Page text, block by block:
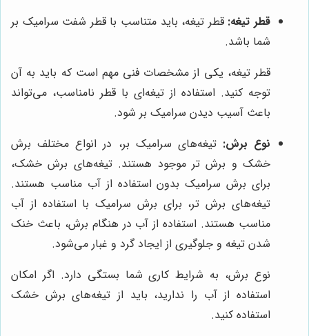
قطر تیغه: قطر تیغه، باید متناسب با قطر شفت سرامیک بر
شما باشد.
قطر تیغه، یکی از مشخصات فنی مهم است که باید به آن
توجه کنید. استفاده از تیغه‌ای با قطر نامناسب، می‌تواند
باعث آسیب دیدن سرامیک بر شود.
نوع برش: تیغه‌های سرامیک بر، در انواع مختلف برش
خشک و برش تر موجود هستند. تیغه‌های برش خشک،
برای برش سرامیک بدون استفاده از آب مناسب هستند.
تیغه‌های برش تر، برای برش سرامیک با استفاده از آب
مناسب هستند. استفاده از آب در هنگام برش، باعث خنک
شدن تیغه و جلوگیری از ایجاد گرد و غبار می‌شود.
نوع برش، به شرایط کاری شما بستگی دارد. اگر امکان
استفاده از آب را ندارید، باید از تیغه‌های برش خشک
استفاده کنید.